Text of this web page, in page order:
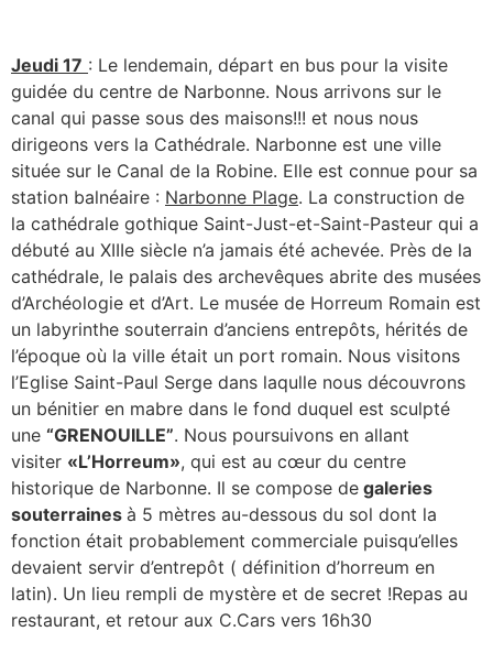
Jeudi 17 : Le lendemain, départ en bus pour la visite
guidée du centre de Narbonne. Nous arrivons sur le
canal qui passe sous des maisons!!! et nous nous
dirigeons vers la Cathédrale. Narbonne est une ville
située sur le Canal de la Robine. Elle est connue pour sa
station balnéaire : Narbonne Plage. La construction de
la cathédrale gothique Saint-Just-et-Saint-Pasteur qui a
débuté au XIIIe siècle n’a jamais été achevée. Près de la
cathédrale, le palais des archevêques abrite des musées
d’Archéologie et d’Art. Le musée de Horreum Romain est
un labyrinthe souterrain d’anciens entrepôts, hérités de
l’époque où la ville était un port romain. Nous visitons
l’Eglise Saint-Paul Serge dans laqulle nous découvrons
un bénitier en mabre dans le fond duquel est sculpté
une “GRENOUILLE”. Nous poursuivons en allant
visiter «L’Horreum», qui est au cœur du centre
historique de Narbonne. Il se compose de galeries
souterraines à 5 mètres au-dessous du sol dont la
fonction était probablement commerciale puisqu’elles
devaient servir d’entrepôt ( définition d’horreum en
latin). Un lieu rempli de mystère et de secret !Repas au
restaurant, et retour aux C.Cars vers 16h30